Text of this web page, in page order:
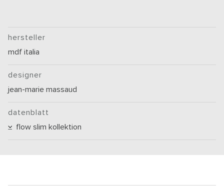
hersteller
mdf italia
designer
jean-marie massaud
datenblatt
flow slim kollektion